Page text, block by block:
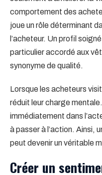
comportement des
joue un rôle déterminant
l’acheteur. Un profil
particulier accordé aux
synonyme de qualité.
Lorsque les acheteurs
réduit leur charge
immédiatement dans
à passer à l’action. Ainsi,
peut devenir un véritable
Créer un